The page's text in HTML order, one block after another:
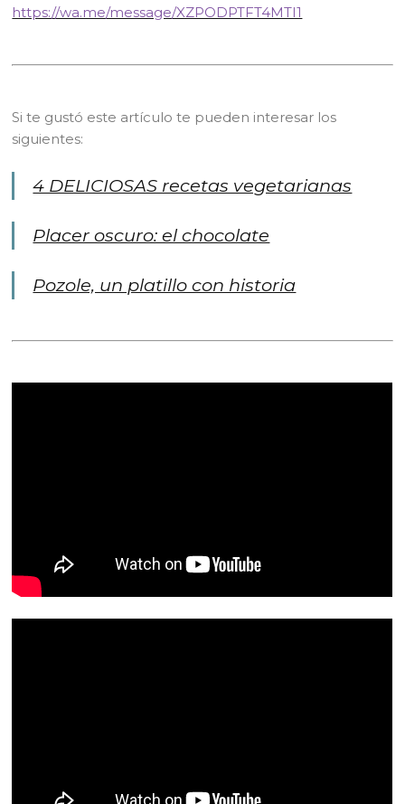
https://wa.me/message/XZPODPTFT4MTI1
Si te gustó este artículo te pueden interesar los
siguientes:
4 DELICIOSAS recetas vegetarianas
Placer oscuro: el chocolate
Pozole, un platillo con historia